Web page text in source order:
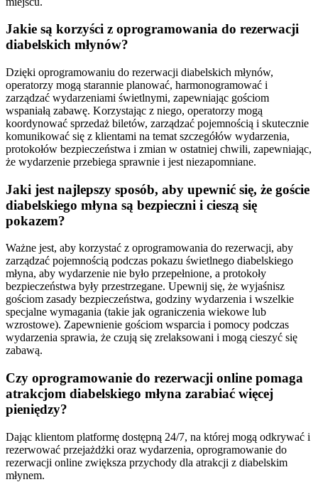
Jakie są korzyści z oprogramowania do rezerwacji
diabelskich młynów?
Dzięki oprogramowaniu do rezerwacji diabelskich młynów,
operatorzy mogą starannie planować, harmonogramować i
zarządzać wydarzeniami świetlnymi, zapewniając gościom
wspaniałą zabawę. Korzystając z niego, operatorzy mogą
koordynować sprzedaż biletów, zarządzać pojemnością i skutecznie
komunikować się z klientami na temat szczegółów wydarzenia,
protokołów bezpieczeństwa i zmian w ostatniej chwili, zapewniając,
że wydarzenie przebiega sprawnie i jest niezapomniane.
Jaki jest najlepszy sposób, aby upewnić się, że goście
diabelskiego młyna są bezpieczni i cieszą się
pokazem?
Ważne jest, aby korzystać z oprogramowania do rezerwacji, aby
zarządzać pojemnością podczas pokazu świetlnego diabelskiego
młyna, aby wydarzenie nie było przepełnione, a protokoły
bezpieczeństwa były przestrzegane. Upewnij się, że wyjaśnisz
gościom zasady bezpieczeństwa, godziny wydarzenia i wszelkie
specjalne wymagania (takie jak ograniczenia wiekowe lub
wzrostowe). Zapewnienie gościom wsparcia i pomocy podczas
wydarzenia sprawia, że czują się zrelaksowani i mogą cieszyć się
zabawą.
Czy oprogramowanie do rezerwacji online pomaga
atrakcjom diabelskiego młyna zarabiać więcej
pieniędzy?
Dając klientom platformę dostępną 24/7, na której mogą odkrywać i
rezerwować przejażdżki oraz wydarzenia, oprogramowanie do
rezerwacji online zwiększa przychody dla atrakcji z diabelskim
młynem.